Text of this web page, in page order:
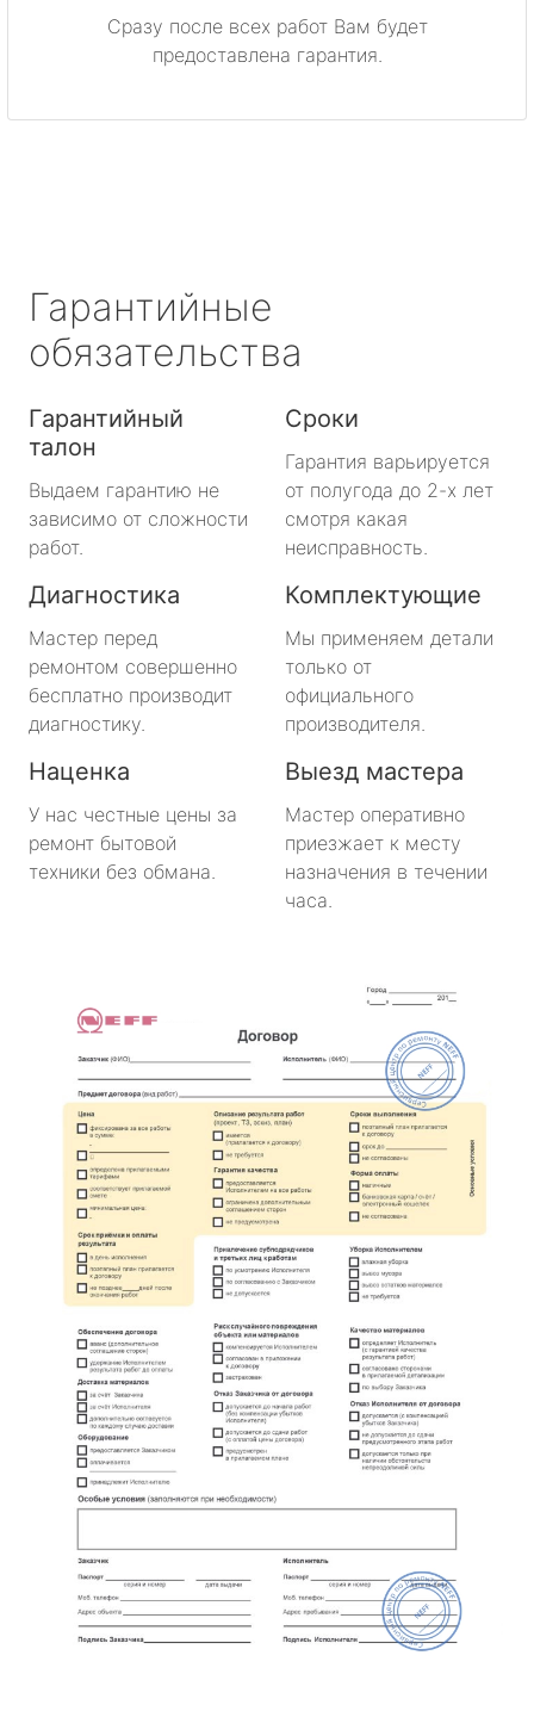
Сразу после всех работ Вам будет
предоставлена гарантия.
Гарантийные
обязательства
Гарантийный
талон
Выдаем гарантию не
зависимо от сложности
работ.
Сроки
Гарантия варьируется
от полугода до 2-х лет
смотря какая
неисправность.
Диагностика
Мастер перед
ремонтом совершенно
бесплатно производит
диагностику.
Комплектующие
Мы применяем детали
только от
официального
производителя.
Наценка
У нас честные цены за
ремонт бытовой
техники без обмана.
Выезд мастера
Мастер оперативно
приезжает к месту
назначения в течении
часа.